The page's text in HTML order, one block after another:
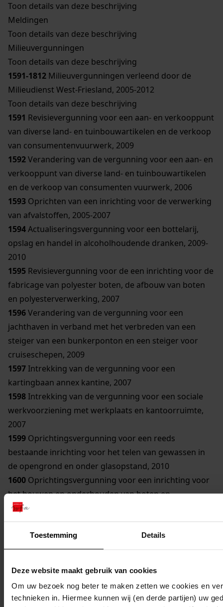
Toestemming Details
Deze website maakt gebruik van cookies
Om uw bezoek nog beter te maken zetten we cookies en
technieken in. Hiermee kunnen wij (en derde partijen) uw
Toon details van deze beschrijving
Meldingen
Toon details van deze beschrijving
Milieuvergunningen
Toon details van deze beschrijving
1591-1812 Milieuvergunningen verleend door de
Milieudienst West-Friesland, 2005-2012
Toon details van deze beschrijving
1591 Revisievergunning voor een aan- en verkooppunt
van diverse land- en tuinbouwartikelen en de verkoop
van consumentenvuurwerk, 2009
1592Verandering van de vergunning voor een aan- en
verkooppunt van diverse land- en tuinbouwartikelen
en de verkoop van consumenten vuurwerk, 2006
1593 Oprichten van een inrichting voor de verwerking
van afvalstoffen, 2005-2007
1594Actualiseringsvergunning voor een bottelarij,
opslag en handel in alcoholhoudende dranken, 2009-
2010
1595 Revisievergunning voor de een inrichting voor de
fabricage van polyester boten, de afbouw van boten
en polyesterverwerking, 2007
1596Verandering van de vergunning voor een
jachthaven in verband met het verbreden van een
steiger van een bunkerponton en een steiger voor
cruiseschepen, 2009
1597 Intrekking van de vergunning voor een
kartingbaan annex kantine, 2007
1598 Intrekking van de vergunning voor een sociale
werkvoorziening met werkplaats en kantoorruimte,
2007
1599 Oprichtingsvergunning voor een reeds
bestaande inrichting voor het telen van gewassen in
de opengrond en onder glasopstand, 2010
1600 Oprichtingsvergunning voor een inrichting voor
het bouwen en onderhouden van boten en
toebehoren, 2009
1601Verandering van de vergunning voor een
metaalbewerkingsbedrijf, 2006
1602Revisievergunning voor het in werking hebben
1603 Verandering van de vergunning voor een